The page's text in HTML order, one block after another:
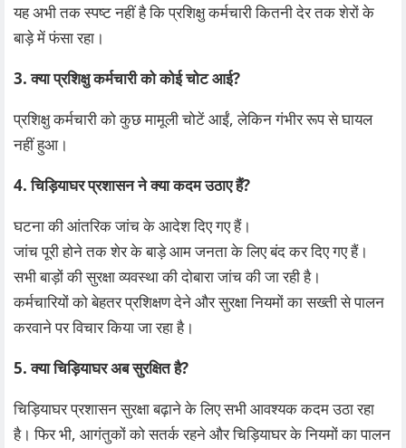
यह अभी तक स्पष्ट नहीं है कि प्रशिक्षु कर्मचारी कितनी देर तक शेरों के
बाड़े में फंसा रहा।
3. क्या प्रशिक्षु कर्मचारी को कोई चोट आई?
प्रशिक्षु कर्मचारी को कुछ मामूली चोटें आईं, लेकिन गंभीर रूप से घायल
नहीं हुआ।
4. चिड़ियाघर प्रशासन ने क्या कदम उठाए हैं?
घटना की आंतरिक जांच के आदेश दिए गए हैं।
जांच पूरी होने तक शेर के बाड़े आम जनता के लिए बंद कर दिए गए हैं।
सभी बाड़ों की सुरक्षा व्यवस्था की दोबारा जांच की जा रही है।
कर्मचारियों को बेहतर प्रशिक्षण देने और सुरक्षा नियमों का सख्ती से पालन
करवाने पर विचार किया जा रहा है।
5. क्या चिड़ियाघर अब सुरक्षित है?
चिड़ियाघर प्रशासन सुरक्षा बढ़ाने के लिए सभी आवश्यक कदम उठा रहा
है। फिर भी, आगंतुकों को सतर्क रहने और चिड़ियाघर के नियमों का पालन